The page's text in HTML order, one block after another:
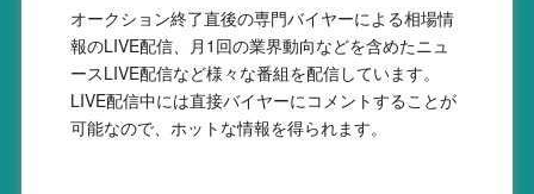
オークション終了直後の専門バイヤーによる相場情
報のLIVE配信、月1回の業界動向などを含めたニュ
ースLIVE配信など様々な番組を配信しています。
LIVE配信中には直接バイヤーにコメントすることが
可能なので、ホットな情報を得られます。